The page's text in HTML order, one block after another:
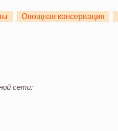
Овощная консервация
сети: